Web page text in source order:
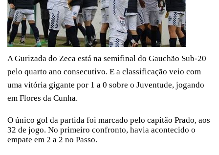
A Gurizada do Zeca está na semifinal do Gauchão Sub-20
pelo quarto ano consecutivo. E a classificação veio com
uma vitória gigante por 1 a 0 sobre o Juventude, jogando
em Flores da Cunha.
O único gol da partida foi marcado pelo capitão Prado, aos
32 de jogo. No primeiro confronto, havia acontecido o
empate em 2 a 2 no Passo.